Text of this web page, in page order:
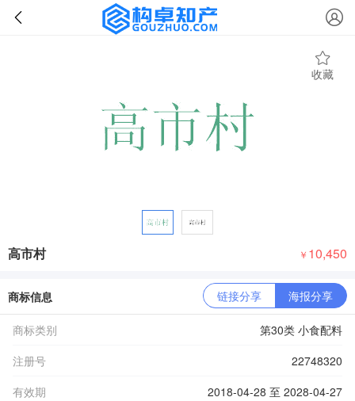
收藏
高市村 ￥ 10,450
商标信息 链接分享 海报分享
商标类别
第30类 小食配料
注册号
22748320
有效期
2018-04-28 至 2028-04-27